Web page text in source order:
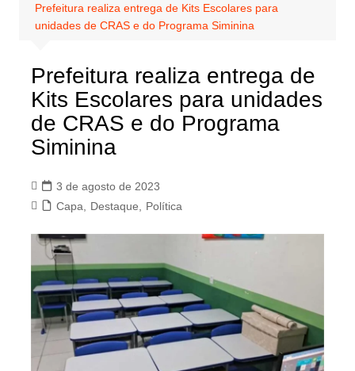
Prefeitura realiza entrega de Kits Escolares para
unidades de CRAS e do Programa Siminina
Prefeitura realiza entrega de
Kits Escolares para unidades
de CRAS e do Programa
Siminina
3 de agosto de 2023
Capa
Destaque Política